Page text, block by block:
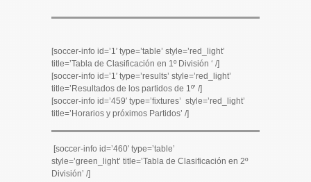
[soccer-info id=’1′ type=’table’ style=’red_light’
title=’Tabla de Clasificación en 1º División ‘ /]
[soccer-info id=’1′ type=’results’ style=’red_light’
title=’Resultados de los partidos de 1º’ /]
[soccer-info id=’459′ type=’fixtures’ style=’red_light’
title=’Horarios y próximos Partidos’ /]
[soccer-info id=’460′ type=’table’
style=’green_light’ title=’Tabla de Clasificación en 2º
División’ /]